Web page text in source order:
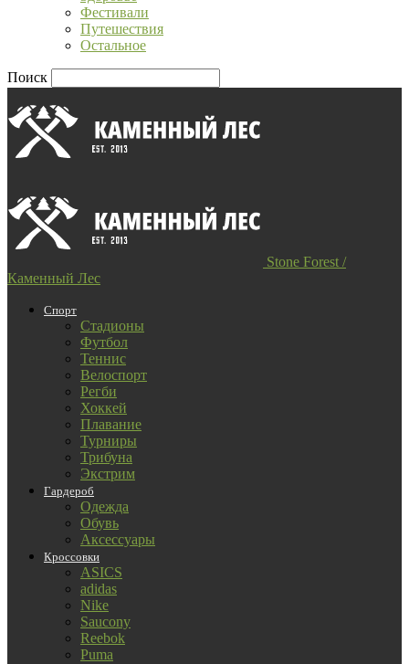
Фестивали
Путешествия
Остальное
Поиск
Stone Forest /
Каменный Лес
Спорт
Стадионы
Футбол
Теннис
Велоспорт
Регби
Хоккей
Плавание
Турниры
Трибуна
Экстрим
Гардероб
Одежда
Обувь
Аксессуары
Кроссовки
ASICS
adidas
Nike
Saucony
Reebok
Puma